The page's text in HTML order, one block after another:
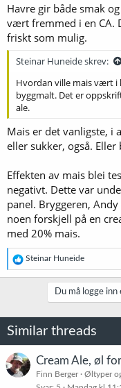
Havre gir både smak
vært fremmed i en CA.
friskt som mulig.
Steinar Huneide skrev:
Hvordan ville mais vært i
byggmalt. Det er
ale.
Mais er det vanligste, i
eller sukker, også.
Effekten av mais blei
negativt. Dette var
panel. Bryggeren,
noen forskjell på en
med 20% mais.
R
e
a
n
e
r
:
Steinar Huneide
Du må logge
Similar threads
Cream Ale, øl
Finn Berger
Øltyper